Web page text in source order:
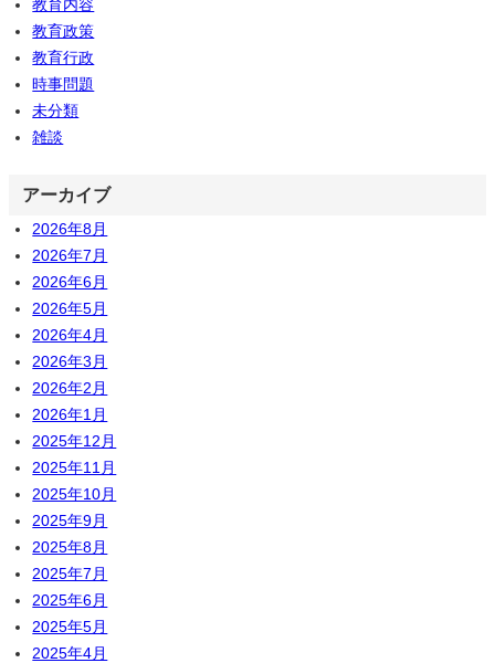
教育内容
教育政策
教育行政
時事問題
未分類
雑談
アーカイブ
2026年8月
2026年7月
2026年6月
2026年5月
2026年4月
2026年3月
2026年2月
2026年1月
2025年12月
2025年11月
2025年10月
2025年9月
2025年8月
2025年7月
2025年6月
2025年5月
2025年4月